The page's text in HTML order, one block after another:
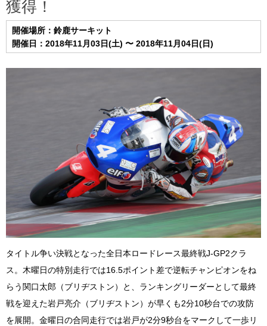
獲得！
開催場所：鈴鹿サーキット
開催日：2018年11月03日(土) 〜 2018年11月04日(日)
タイトル争い決戦となった全日本ロードレース最終戦J-GP2クラ
ス。木曜日の特別走行では16.5ポイント差で逆転チャンピオンをね
らう関口太郎（ブリヂストン）と、ランキングリーダーとして最終
戦を迎えた岩戸亮介（ブリヂストン）が早くも2分10秒台での攻防
を展開。金曜日の合同走行では岩戸が2分9秒台をマークして一歩リ